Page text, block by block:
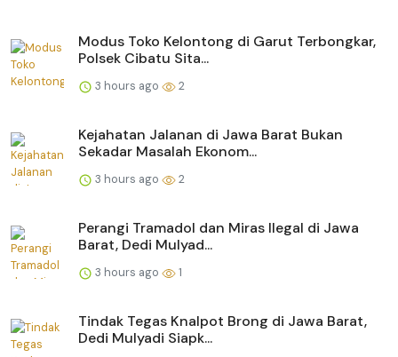
Modus Toko Kelontong di Garut Terbongkar,
Polsek Cibatu Sita...
3 hours ago 2
Kejahatan Jalanan di Jawa Barat Bukan
Sekadar Masalah Ekonom...
3 hours ago 2
Perangi Tramadol dan Miras Ilegal di Jawa
Barat, Dedi Mulyad...
3 hours ago 1
Tindak Tegas Knalpot Brong di Jawa Barat,
Dedi Mulyadi Siapk...